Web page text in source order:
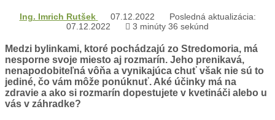
Ing. Imrich Rutšek 07.12.2022
Posledná aktualizácia:
07.12.2022
3 minúty 36 sekúnd
Medzi bylinkami, ktoré pochádzajú zo Stredomoria, má
nesporne svoje miesto aj rozmarín. Jeho prenikavá,
nenapodobiteľná vôňa a vynikajúca chuť však nie sú to
jediné, čo vám môže ponúknuť. Aké účinky má na
zdravie a ako si rozmarín dopestujete v kvetináči alebo u
vás v záhradke?